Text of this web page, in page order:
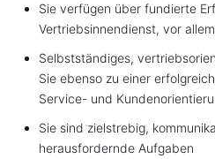
Sie verfügen über fundierte
Vertriebsinnendienst, vor
Selbstständiges,
Sie ebenso zu einer
Service- und
Sie sind zielstrebig,
herausfordernde Aufgaben